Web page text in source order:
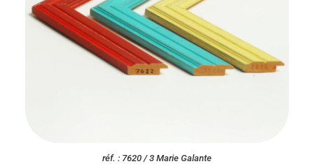
réf. : 7620 / 3 Marie Galante